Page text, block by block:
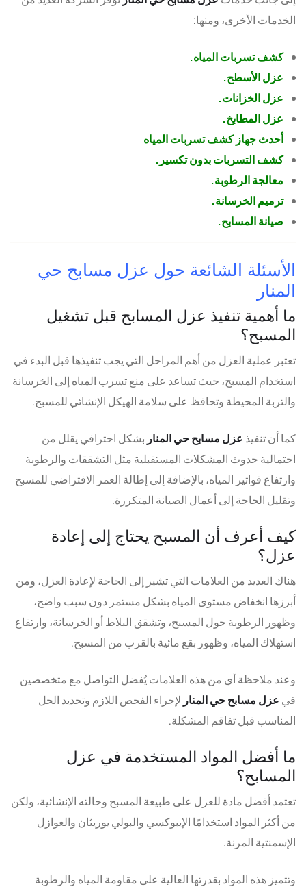
الخدمات الأخرى، ومنها:
كشف تسربات المياه.
عزل الأسطح.
عزل الخزانات.
عزل المطابخ.
أحدث جهاز كشف تسربات المياه
كشف التسربات بدون تكسير.
معالجة الرطوبة.
ترميم الخرسانة.
صيانة المسابح.
الأسئلة الشائعة حول عزل مسابح حي
المنار
ما أهمية تنفيذ عزل المسابح قبل تشغيل
المسبح؟
تعتبر عملية العزل من أهم المراحل التي يجب تنفيذها قبل البدء في
استخدام المسبح، حيث تساعد على منع تسرب المياه إلى الخرسانة
والتربة المحيطة وتحافظ على سلامة الهيكل الإنشائي للمسبح.
كما أن تنفيذ عزل مسابح حي المنار بشكل احترافي يقلل من
احتمالية حدوث المشكلات المستقبلية مثل التشققات والرطوبة
وارتفاع فواتير المياه، بالإضافة إلى إطالة العمر الافتراضي للمسبح
وتقليل الحاجة إلى أعمال الصيانة المتكررة.
كيف أعرف أن المسبح يحتاج إلى إعادة
عزل؟
هناك العديد من العلامات التي تشير إلى الحاجة لإعادة العزل، ومن
أبرزها انخفاض مستوى المياه بشكل مستمر دون سبب واضح،
وظهور الرطوبة حول المسبح، وتشقق البلاط أو الخرسانة، وارتفاع
استهلاك المياه، وظهور بقع مائية بالقرب من المسبح.
وعند ملاحظة أي من هذه العلامات يُفضل التواصل مع متخصصين
في عزل مسابح حي المنار لإجراء الفحص اللازم وتحديد الحل
المناسب قبل تفاقم المشكلة.
ما أفضل المواد المستخدمة في عزل
المسابح؟
تعتمد أفضل مادة للعزل على طبيعة المسبح وحالته الإنشائية، ولكن
من أكثر المواد استخدامًا الإيبوكسي والبولي يوريثان والعوازل
الإسمنتية المرنة.
وتتميز هذه المواد بقدرتها العالية على مقاومة المياه والرطوبة